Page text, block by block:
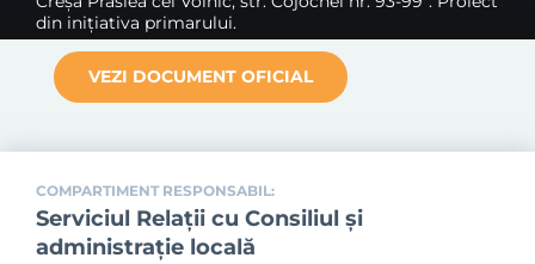
din inițiativa primarului.
VEZI DOCUMENT OFICIAL
COMPARTIMENT RESPONSABIL:
Serviciul Relaţii cu Consiliul şi
administraţie locală